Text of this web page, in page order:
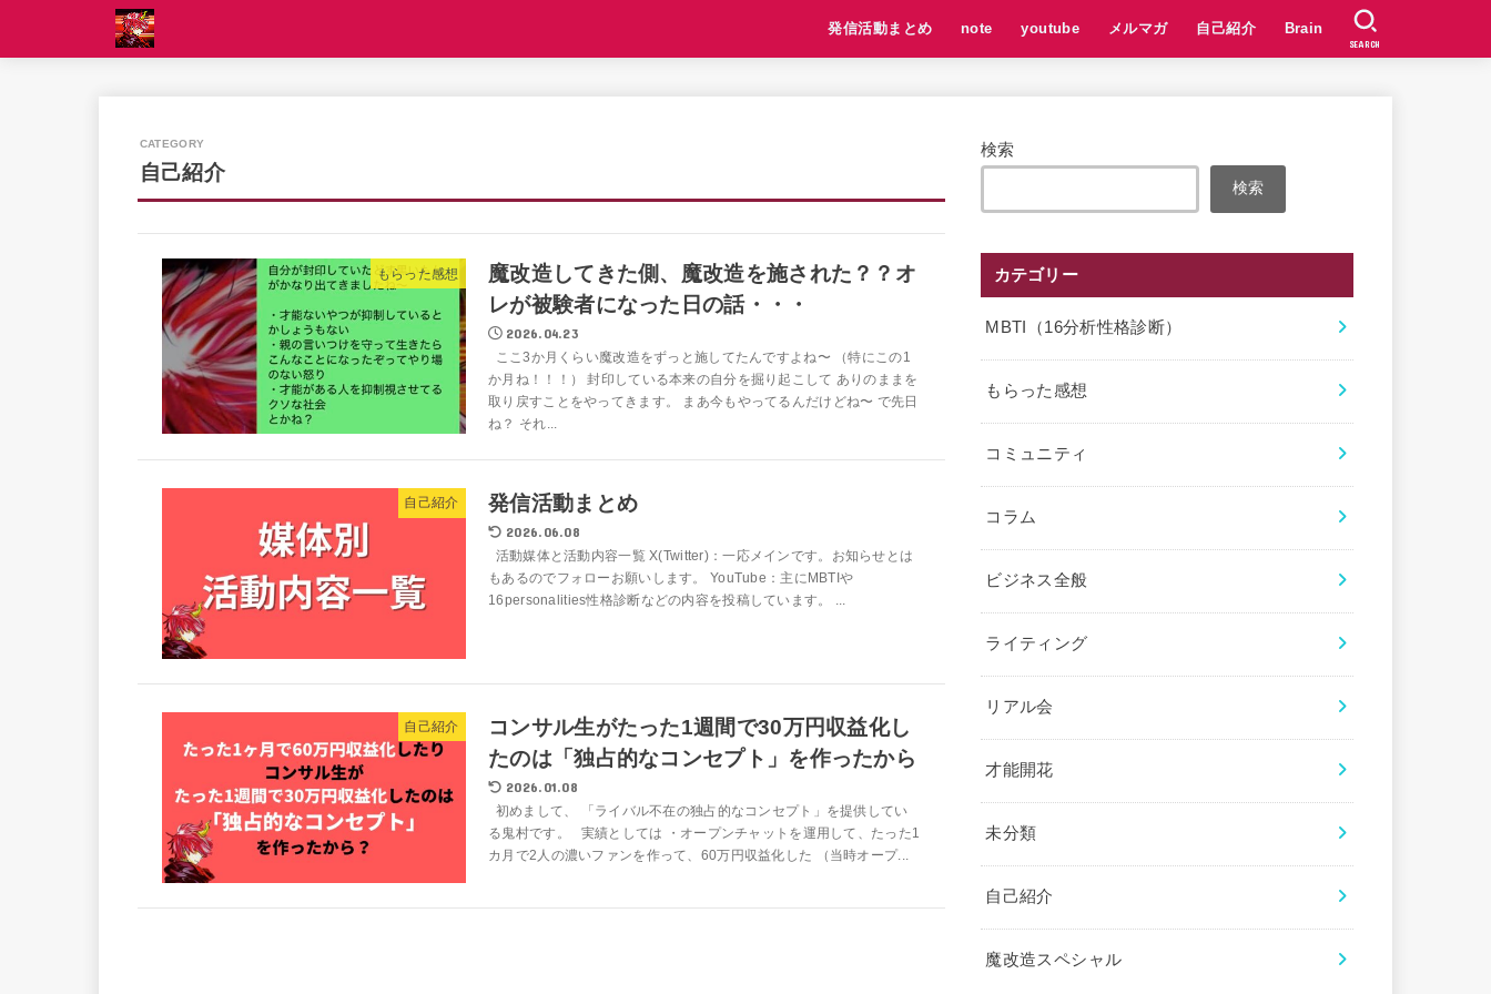
発信活動まとめ note youtube メルマガ 自己紹介 Brain
SEARCH
自己紹介
もらった感想
魔改造してきた側、魔改造を施された？？オ
レが被験者になった日の話・・・
2026.04.23
ここ3か月くらい魔改造をずっと施してたんですよね〜 （特にこの1
か月ね！！！） 封印している本来の自分を掘り起こして ありのままを
取り戻すことをやってきます。 まあ今もやってるんだけどね〜 で先日
ね？ それ...
自己紹介 発信活動まとめ
2026.06.08
活動媒体と活動内容一覧 X(Twitter)：一応メインです。お知らせとは
もあるのでフォローお願いします。 YouTube：主にMBTIや
16personalities性格診断などの内容を投稿しています。 ...
自己紹介
コンサル生がたった1週間で30万円収益化し
たのは「独占的なコンセプト」を作ったから
2026.01.08
初めまして、 「ライバル不在の独占的なコンセプト」を提供してい
る鬼村です。 実績としては ・オープンチャットを運用して、たった1
カ月で2人の濃いファンを作って、60万円収益化した （当時オープ...
検索
検索
カテゴリー
MBTI（16分析性格診断）
もらった感想
コミュニティ
コラム
ビジネス全般
ライティング
リアル会
才能開花
未分類
自己紹介
魔改造スペシャル